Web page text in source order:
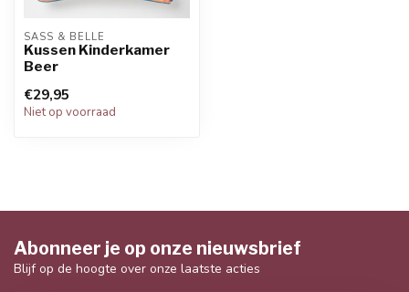
SASS & BELLE
Kussen Kinderkamer
Beer
€29,95
Niet op voorraad
Abonneer je op onze nieuwsbrief
Blijf op de hoogte over onze laatste acties